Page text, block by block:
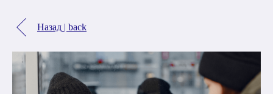
Назад | back